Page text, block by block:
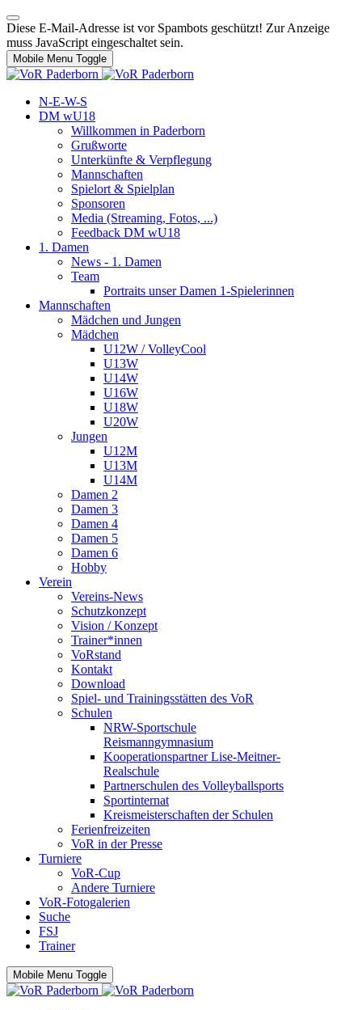
Diese E-Mail-Adresse ist vor Spambots geschützt! Zur Anzeige
muss JavaScript eingeschaltet sein.
Mobile Menu Toggle
N-E-W-S
DM wU18
Willkommen in Paderborn
Grußworte
Unterkünfte & Verpflegung
Mannschaften
Spielort & Spielplan
Sponsoren
Media (Streaming, Fotos, ...)
Feedback DM wU18
1. Damen
News - 1. Damen
Team
Portraits unser Damen 1-Spielerinnen
Mannschaften
Mädchen und Jungen
Mädchen
U12W / VolleyCool
U13W
U14W
U16W
U18W
U20W
Jungen
U12M
U13M
U14M
Damen 2
Damen 3
Damen 4
Damen 5
Damen 6
Hobby
Verein
Vereins-News
Schutzkonzept
Vision / Konzept
Trainer*innen
VoRstand
Kontakt
Download
Spiel- und Trainingsstätten des VoR
Schulen
NRW-Sportschule
Reismanngymnasium
Kooperationspartner Lise-Meitner-
Realschule
Partnerschulen des Volleyballsports
Sportinternat
Kreismeisterschaften der Schulen
Ferienfreizeiten
VoR in der Presse
Turniere
VoR-Cup
Andere Turniere
VoR-Fotogalerien
Suche
FSJ
Trainer
Mobile Menu Toggle